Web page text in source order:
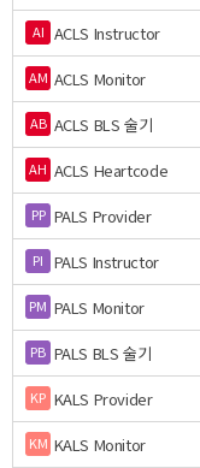
AI ACLS Instructor
AM ACLS Monitor
AB ACLS BLS 술기
AH ACLS Heartcode
PP PALS Provider
PI PALS Instructor
PM PALS Monitor
PB PALS BLS 술기
KP KALS Provider
KM KALS Monitor